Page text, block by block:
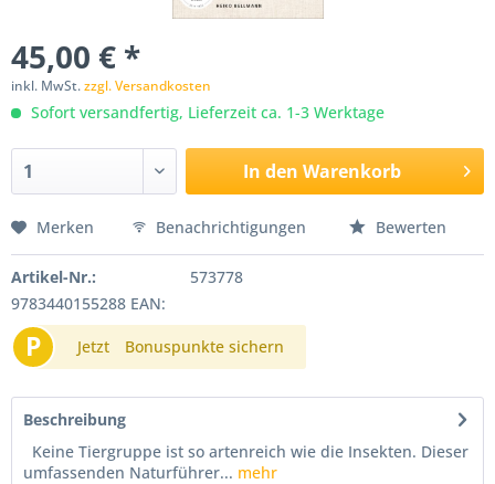
45,00 € *
inkl. MwSt.zzgl. Versandkosten
Sofort versandfertig, Lieferzeit ca. 1-3 Werktage
In den Warenkorb
Merken Benachrichtigungen Bewerten
Artikel-Nr.:
573778
9783440155288 EAN:
P Jetzt Bonuspunkte sichern
Beschreibung
Keine Tiergruppe ist so artenreich wie die Insekten. Dieser
umfassenden Naturführer... mehr